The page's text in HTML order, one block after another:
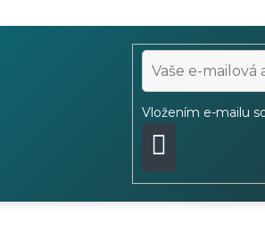
Vložením e-mailu
PŘIHLÁSIT
SE